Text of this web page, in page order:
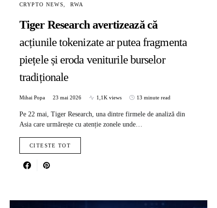
CRYPTO NEWS RWA
Tiger Research avertizează că
acțiunile tokenizate ar putea fragmenta
piețele și eroda veniturile burselor
tradiționale
Mihai Popa 23 mai 2026 1,1K views 13 minute read
Pe 22 mai, Tiger Research, una dintre firmele de analiză din
Asia care urmărește cu atenție zonele unde…
CITESTE TOT